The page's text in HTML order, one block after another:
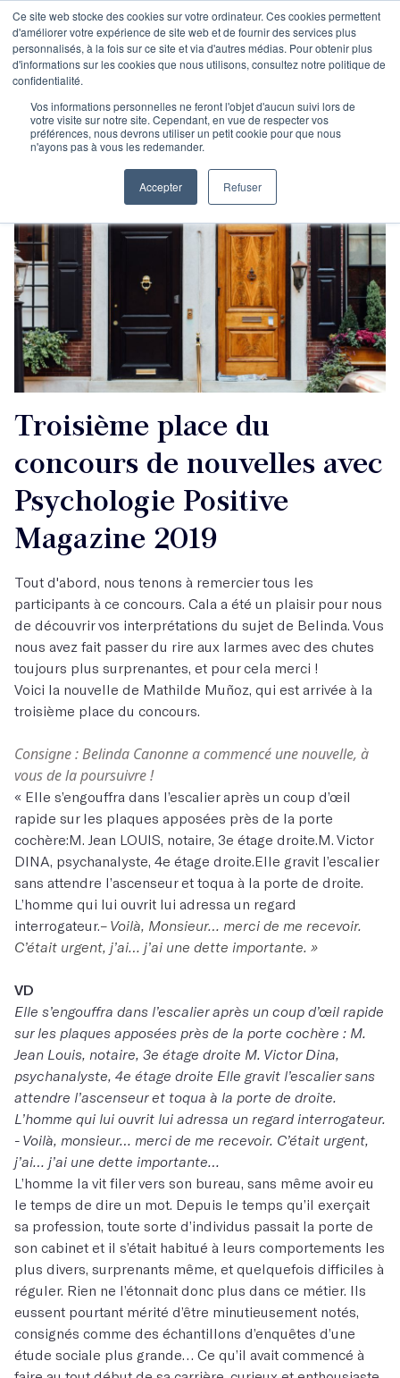
Ce site web stocke des cookies sur votre ordinateur. Ces cookies permettent
d'améliorer votre expérience de site web et de fournir des services plus
personnalisés, à la fois sur ce site et via d'autres médias. Pour obtenir plus
d'informations sur les cookies que nous utilisons, consultez notre politique de
confidentialité.
Vos informations personnelles ne feront l'objet d'aucun suivi lors de
votre visite sur notre site. Cependant, en vue de respecter vos
préférences, nous devrons utiliser un petit cookie pour que nous
n'ayons pas à vous les redemander.
Accepter Refuser
Troisième place du
concours de nouvelles avec
Psychologie Positive
Magazine 2019
Tout d'abord, nous tenons à remercier tous les
participants à ce concours. Cala a été un plaisir pour nous
de découvrir vos interprétations du sujet de Belinda. Vous
nous avez fait passer du rire aux larmes avec des chutes
toujours plus surprenantes, et pour cela merci !
Voici la nouvelle de Mathilde Muñoz, qui est arrivée à la
troisième place du concours.
Consigne : Belinda Canonne a commencé une nouvelle, à
vous de la poursuivre !
« Elle s’engouffra dans l’escalier après un coup d’œil
rapide sur les plaques apposées près de la porte
cochère:M. Jean LOUIS, notaire, 3e étage droite.M. Victor
DINA, psychanalyste, 4e étage droite.Elle gravit l’escalier
sans attendre l’ascenseur et toqua à la porte de droite.
L’homme qui lui ouvrit lui adressa un regard
interrogateur.– Voilà, Monsieur… merci de me recevoir.
C’était urgent, j’ai… j’ai une dette importante. »
VD
Elle s’engouffra dans l’escalier après un coup d’œil rapide
sur les plaques apposées près de la porte cochère : M.
Jean Louis, notaire, 3e étage droite M. Victor Dina,
psychanalyste, 4e étage droite Elle gravit l’escalier sans
attendre l’ascenseur et toqua à la porte de droite.
L’homme qui lui ouvrit lui adressa un regard interrogateur.
- Voilà, monsieur… merci de me recevoir. C’était urgent,
j’ai… j’ai une dette importante…
L’homme la vit filer vers son bureau, sans même avoir eu
le temps de dire un mot. Depuis le temps qu’il exerçait
sa profession, toute sorte d’individus passait la porte de
son cabinet et il s’était habitué à leurs comportements les
plus divers, surprenants même, et quelquefois difficiles à
réguler. Rien ne l’étonnait donc plus dans ce métier. Ils
eussent pourtant mérité d’être minutieusement notés,
consignés comme des échantillons d’enquêtes d’une
étude sociale plus grande… Ce qu’il avait commencé à